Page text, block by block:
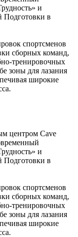
и
Подготовки в
спортсменов
сборных команд,
тренировочных
зоны для лазания
широкие
центром Cave
и
Подготовки в
спортсменов
сборных команд,
тренировочных
зоны для лазания
широкие